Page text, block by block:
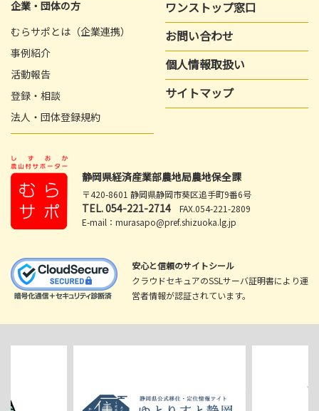
企業・団体の方
むらサポとは（企業連携）
事例紹介
活動報告
登録・相談
法人・団体登録規約
ワンストップ窓口
お問い合わせ
個人情報取扱い
サイトマップ
静岡県経済産業部農地局農地保全課
〒420-8601 静岡県静岡市葵区追手町9番6号
TEL.054-221-2714 FAX.054-221-2809
E-mail：murasapo@pref.shizuoka.lg.jp
安心と信頼のサイトシール
クラウドセキュアのSSLサーバ証明書により運
営者情報が認証されています。